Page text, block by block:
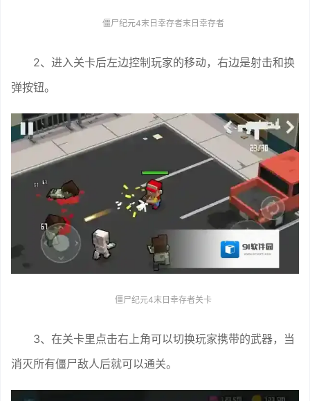
僵尸纪元4末日幸存者末日幸存者
2、进入关卡后左边控制玩家的移动，右边是射击和换
弹按钮。
僵尸纪元4末日幸存者关卡
3、在关卡里点击右上角可以切换玩家携带的武器，当
消灭所有僵尸敌人后就可以通关。